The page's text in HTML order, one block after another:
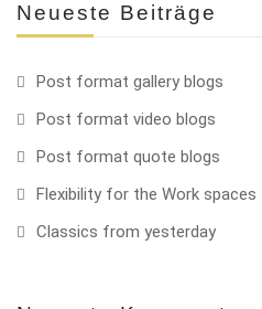
Neueste Beiträge
Post format gallery blogs
Post format video blogs
Post format quote blogs
Flexibility for the Work spaces
Classics from yesterday